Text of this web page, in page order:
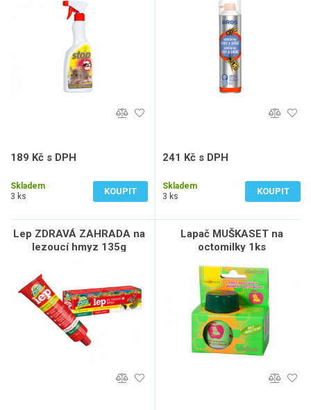
189 Kč s DPH
Skladem
3 ks
KOUPIT
241 Kč s DPH
Skladem
3 ks
KOUPIT
Lep ZDRAVÁ ZAHRADA na
lezoucí hmyz 135g
Lapač MUŠKASET na
octomilky 1ks